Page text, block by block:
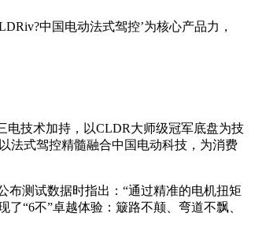
中国电动法式驾控’为核心产品力，
电技术加持，以CLDR大师级冠军底盘为技
法式驾控精髓融合中国电动科技，为消费
布测试数据时指出：“通过精准的电机扭矩
“6不”卓越体验：簸路不颠、弯道不飘、